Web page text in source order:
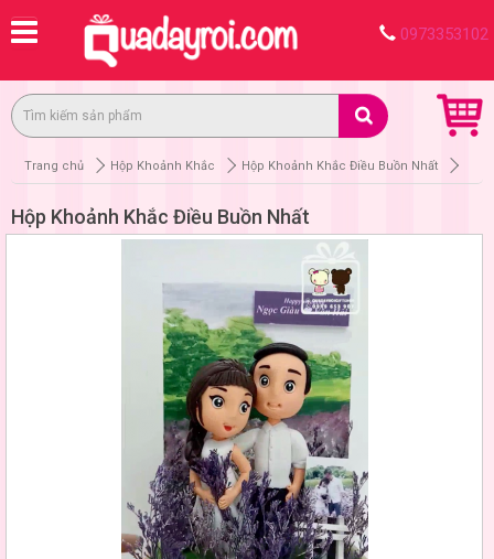
0973353102
Trang chủ Hộp Khoảnh Khắc Hộp Khoảnh Khắc Điều Buồn Nhất
Hộp Khoảnh Khắc Điều Buồn Nhất